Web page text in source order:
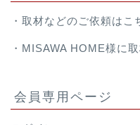
・取材などのご依頼は こ
・ MISAWA HOME様に
会員専用ページ